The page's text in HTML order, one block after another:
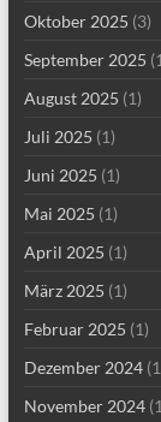
Oktober 2025 (3)
September 2025
August 2025 (1)
Juli 2025 (1)
Juni 2025 (1)
Mai 2025 (1)
April 2025 (1)
März 2025 (1)
Februar 2025 (1)
Dezember 2024
November 2024